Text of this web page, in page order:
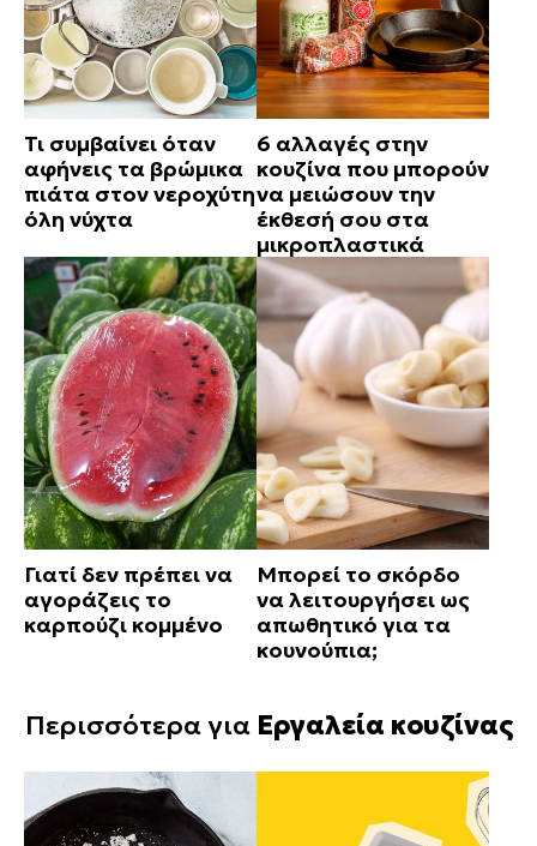
Τι συμβαίνει όταν
αφήνεις τα βρώμικα
πιάτα στον νεροχύτη
όλη νύχτα
6 αλλαγές στην
κουζίνα που μπορούν
να μειώσουν την
έκθεσή σου στα
μικροπλαστικά
Γιατί δεν πρέπει να
αγοράζεις το
καρπούζι κομμένο
Μπορεί το σκόρδο
να λειτουργήσει ως
απωθητικό για τα
κουνούπια;
Περισσότερα για Εργαλεία κουζίνας